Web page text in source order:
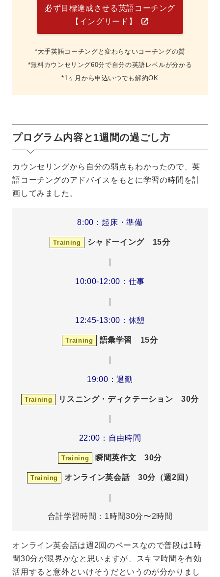
必ず目標達成させる英語コーチング
【イングリード】
*大手英語コーチングと変わらないコーチングの質
*無料カウンセリング60分で自分の英語レベルが分かる
*1ヶ月から申込いつでも解約OK
プログラム内容と1週間の過ごし方
カウンセリングから自分の弱点もわかったので、英
語コーチングのアドバイスをもとに学習の時間を計
画してみました。
8:00：起床・準備
Training シャドーイング 15分
10:00-12:00：仕事
12:45-13:00：休憩
Training 語彙学習 15分
19:00：退勤
Training リスニング・ディクテーション 30分
22:00：自由時間
Training 瞬間英作文 30分
Training オンライン英会話 30分（週2回）
合計学習時間：1時間30分〜2時間
オンライン英会話は週2回のペースなので普段は1時
間30分が限界かなと思いますが、スキマ時間を有効
活用すると意外といけそうだというのが分かりまし